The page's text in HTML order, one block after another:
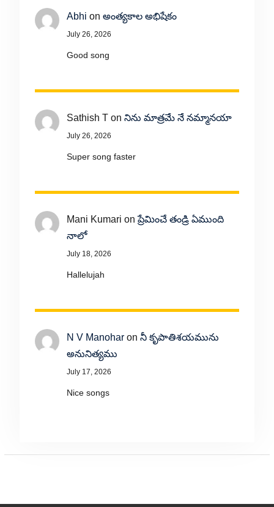
Abhi on అంత్యకాల అభిషేకం
July 26, 2026
Good song
Sathish Ton నిను మాత్రమే నే నమ్మానయా
July 26, 2026
Super song faster
Mani Kumari onప్రేమించే తండ్రి ఏముంది
నాలో
July 18, 2026
Hallelujah
N V Manoharon నీ కృపాతిశయమును
అనునిత్యము
July 17, 2026
Nice songs